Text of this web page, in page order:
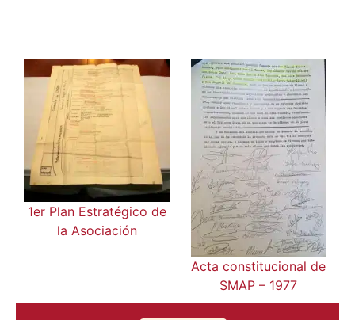
1er Plan Estratégico de
la Asociación
Acta constitucional de
SMAP – 1977